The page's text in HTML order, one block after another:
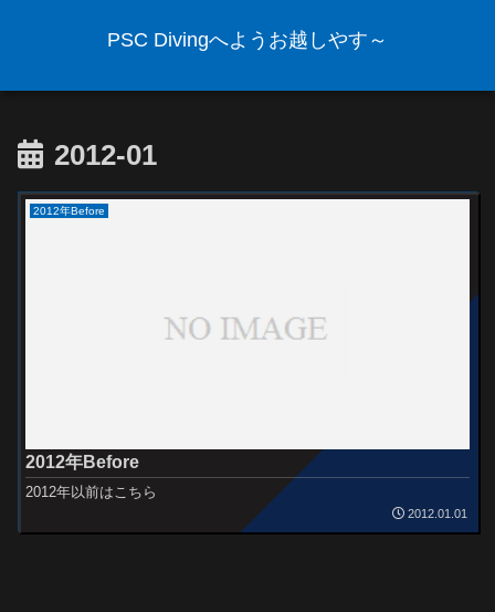
PSC Divingへようお越しやす～
2012-01
2012年Before
2012年Before
2012年以前はこちら
2012.01.01